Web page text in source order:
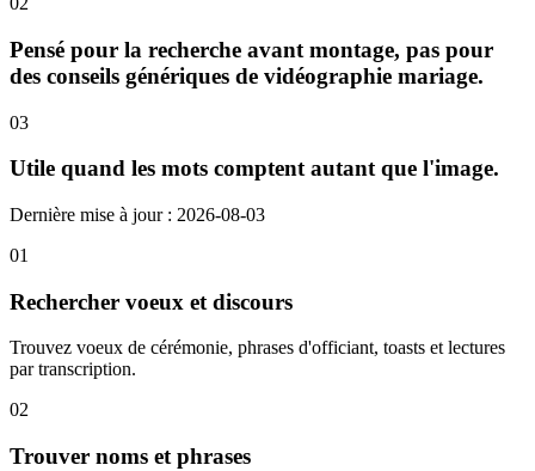
Pensé pour la recherche avant montage, pas pour
des conseils génériques de vidéographie mariage.
03
Utile quand les mots comptent autant que l'image.
Dernière mise à jour : 2026-08-03
01
Rechercher voeux et discours
Trouvez voeux de cérémonie, phrases d'officiant, toasts et lectures
par transcription.
02
Trouver noms et phrases